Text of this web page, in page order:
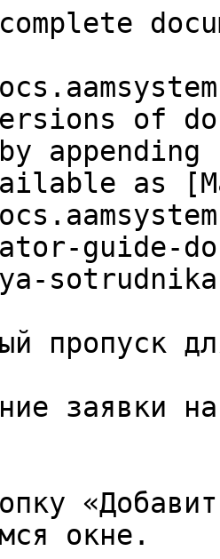
of
as
guide-
пропуск
заявки
окне.